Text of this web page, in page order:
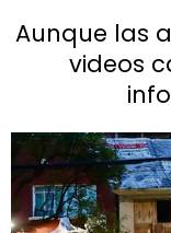
Aunque las
videos